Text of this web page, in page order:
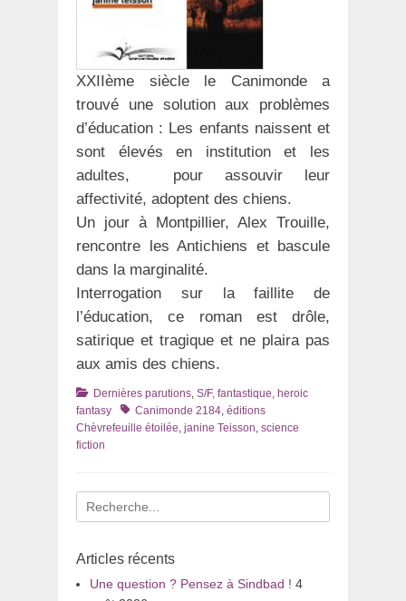
XXIIème siècle le Canimonde a
trouvé une solution aux problèmes
d’éducation : Les enfants naissent et
sont élevés en institution et les
adultes, pour assouvir leur
affectivité, adoptent des chiens.
Un jour à Montpillier, Alex Trouille,
rencontre les Antichiens et bascule
dans la marginalité.
Interrogation sur la faillite de
l’éducation, ce roman est drôle,
satirique et tragique et ne plaira pas
aux amis des chiens.
Catégories
Dernières parutions S/F, fantastique, heroic
fantasy
TagsCanimonde 2184 éditions
Chèvrefeuille étoilée janine Teisson science
fiction
Recherche
pour
Articles récents
Une question ? Pensez à Sindbad ! 4